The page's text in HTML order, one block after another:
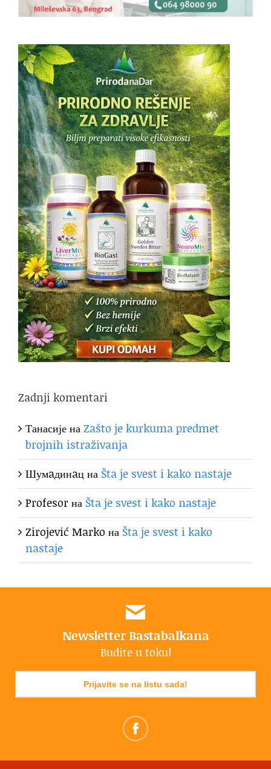
Zadnji komentari
ТанасијенаZašto je kurkuma predmet
brojnih istraživanja
Шумaдинaцна Šta je svest i kako nastaje
Profesorна Šta je svest i kako nastaje
Zirojević Marko на Šta je svest i kako
nastaje
Newsletter Bastabalkana
Budite u toku!
Prijavite se na listu sada!